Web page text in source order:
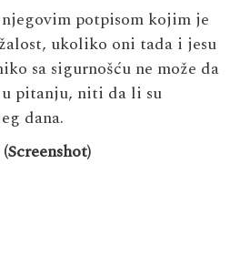
potpisom kojim je
ukoliko oni tada i jesu
sa sigurnošću ne može da
pitanju, niti da li su
dana.